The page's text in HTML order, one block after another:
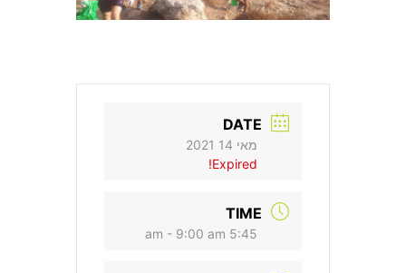
DATE
מאי 14 2021
Expired!
TIME
5:45 am - 9:00 am